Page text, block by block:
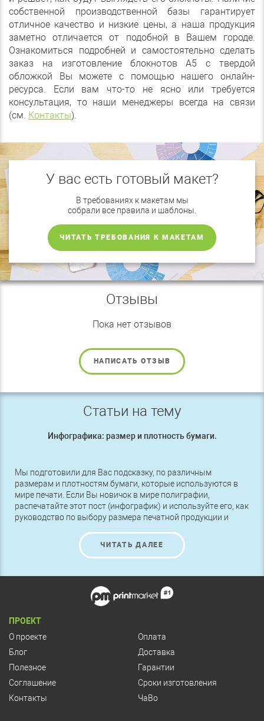
собственной производственной базы гарантирует
отличное качество и низкие цены, а наша продукция
заметно отличается от подобной в Вашем городе.
Ознакомиться подробней и самостоятельно сделать
заказ на изготовление блокнотов А5 с твердой
обложкой Вы можете с помощью нашего онлайн-
ресурса. Если вам что-то не ясно или требуется
консультация, то наши менеджеры всегда на связи
(см. Контакты).
У вас есть готовый макет?
В требованиях к макетам мы
собрали все правила и шаблоны.
ЧИТАТЬ ТРЕБОВАНИЯ К МАКЕТАМ
Отзывы
Пока нет отзывов
НАПИСАТЬ ОТЗЫВ
Статьи на тему
Инфографика: размер и плотность бумаги.
Мы подготовили для Вас подсказку, по различным
размерам и плотностям бумаги, которые используются в
мире печати. Если Вы новичок в мире полиграфии,
распечатайте этот пост (инфографик) и используйте его, как
руководство по выбору размера печатной продукции и
ЧИТАТЬ ДАЛЕЕ
ПРОЕКТ
О проекте
Блог
Полезное
Соглашение
Контакты
Оплата
Доставка
Гарантии
Сроки изготовления
ЧаВо